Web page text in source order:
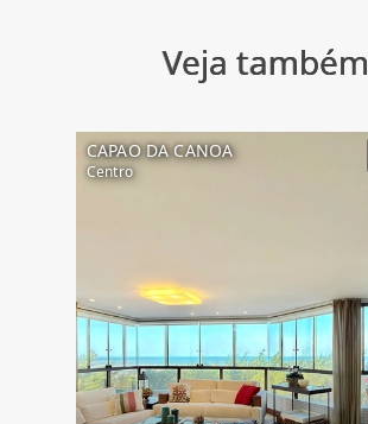
Veja também
CAPAO DA CANOA
Centro